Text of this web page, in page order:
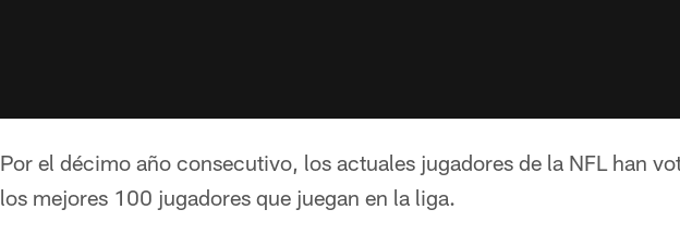
Por el décimo año consecutivo, los actuales jugadores de la NFL han
los mejores 100 jugadores que juegan en la liga.